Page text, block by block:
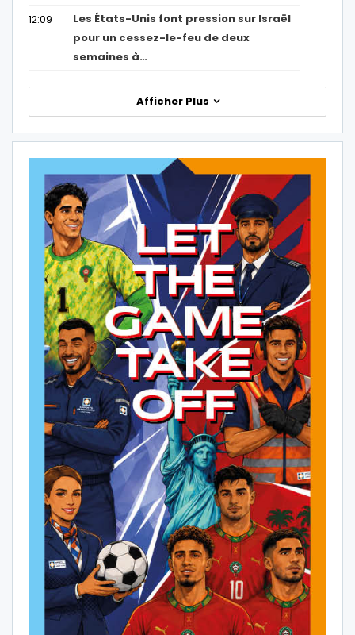
12:09
Les États-Unis font pression sur Israël
pour un cessez-le-feu de deux
semaines à…
Afficher Plus